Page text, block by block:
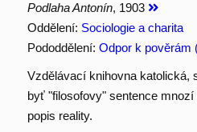
Podlaha Antonín, 1903
Oddělení: Sociologie a charita
Pododdělení: Odpor k pověrám
Vzdělávací knihovna katolická,
byť "filosofovy" sentence
popis reality.